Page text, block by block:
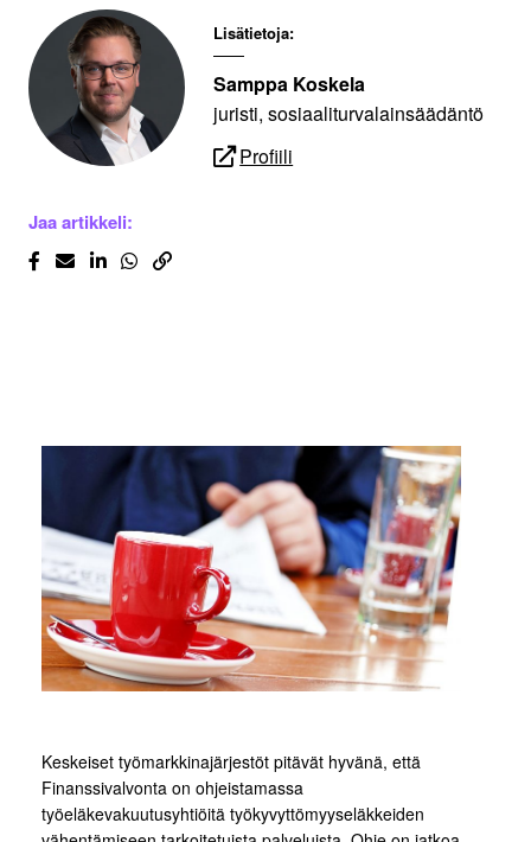
Lisätietoja:
Samppa Koskela
juristi, sosiaaliturvalainsäädäntö
Profiili
Jaa artikkeli:
Keskeiset työmarkkinajärjestöt pitävät hyvänä, että
Finanssivalvonta on ohjeistamassa
työeläkevakuutusyhtiöitä työkyvyttömyyseläkkeiden